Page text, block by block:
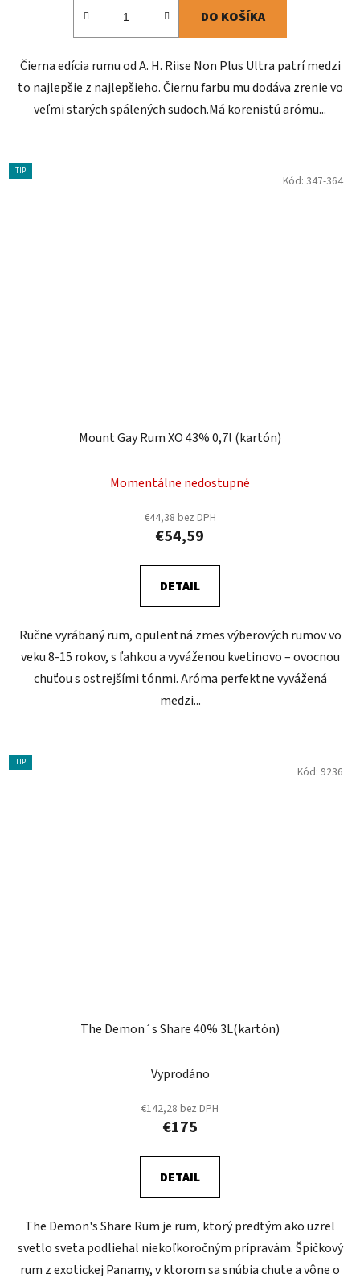
DO KOŠÍKA
Čierna edícia rumu od A. H. Riise Non Plus Ultra patrí medzi
to najlepšie z najlepšieho. Čiernu farbu mu dodáva zrenie vo
veľmi starých spálených sudoch.Má korenistú arómu...
TIP
Mount Gay Rum XO 43% 0,7l (kartón)
Momentálne nedostupné
€44,38 bez DPH
€54,59
DETAIL
Ručne vyrábaný rum, opulentná zmes výberových rumov vo
veku 8-15 rokov, s ľahkou a vyváženou kvetinovo – ovocnou
chuťou s ostrejšími tónmi. Aróma perfektne vyvážená
medzi...
Kód: 347-364
TIP
The Demon´s Share 40% 3L(kartón)
Vyprodáno
€142,28 bez DPH
€175
DETAIL
The Demon's Share Rum je rum, ktorý predtým ako uzrel
svetlo sveta podliehal niekoľkoročným prípravám. Špičkový
rum z exotickej Panamy, v ktorom sa snúbia chute a vône o
Kód: 9236